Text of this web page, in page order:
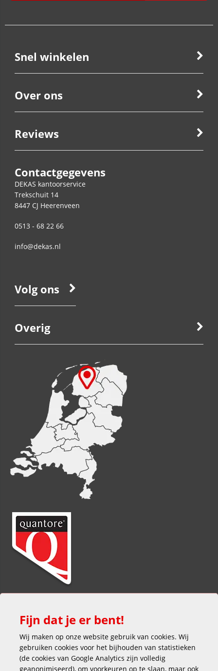
Snel winkelen
Over ons
Reviews
Contactgegevens
DEKAS kantoorservice
Trekschuit 14
8447 CJ Heerenveen
0513 - 68 22 66
info@dekas.nl
Volg ons
Overig
Veilig en gemakkelijk betalen
Fijn dat je er bent!
Wij maken op onze website gebruik van cookies. Wij
gebruiken cookies voor het bijhouden van statistieken
(de cookies van Google Analytics zijn volledig
geanonimiseerd), om voorkeuren op te slaan, maar ook